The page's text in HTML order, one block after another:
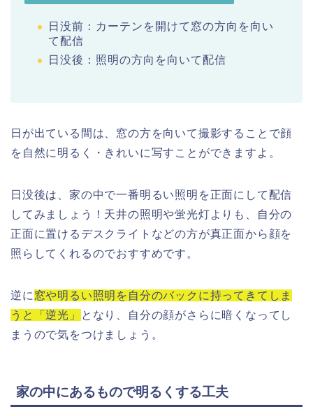
日没前：カーテンを開けて窓の方向を向い
て配信
日没後：照明の方向を向いて配信
日が出ている間は、窓の方を向いて撮影することで顔
を自然に明るく・きれいに写すことができますよ。
日没後は、家の中で一番明るい照明を正面にして配信
してみましょう！天井の照明や蛍光灯よりも、自分の
正面に置けるデスクライトなどの方が真正面から顔を
照らしてくれるのでおすすめです。
逆に 窓や明るい照明を自分のバックに持ってきてしま
うと「逆光」
となり、自分の顔がさらに暗くなってし
まうので気をつけましょう。
家の中にあるもので明るくする工夫